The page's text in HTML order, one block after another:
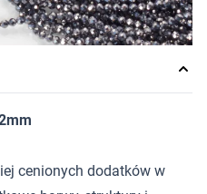
cenionych dodatków w